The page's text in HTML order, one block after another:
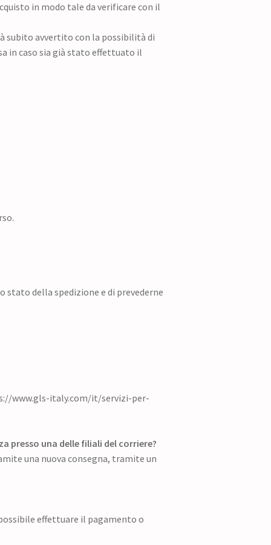
in modo tale da verificare con il
subito avvertito con la possibilità di
in caso sia già stato effettuato il
stato della spedizione e di prevederne
www.gls-italy.com/it/servizi-per-
presso una delle filiali del corriere?
una nuova consegna, tramite un
effettuare il pagamento o